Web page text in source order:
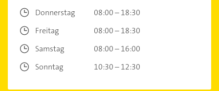
Donnerstag
08:00 – 18:30
Freitag
08:00 – 18:30
Samstag
08:00 – 16:00
Sonntag
10:30 – 12:30